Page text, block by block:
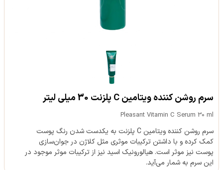
سرم روشن کننده ویتامین C پلزنت 30 میلی لیتر
Pleasant Vitamin C Serum 30 ml
سرم روشن کننده ویتامین C پلزنت به یکدست شدن رنگ پوست
کمک کرده و با داشتن ترکیبات موثری مثل کلاژن در جوان‌سازی
پوست نیز موثر است. هیالورونیک اسید نیز از ترکیبات موثر موجود در
این سرم به شمار می‌آید.